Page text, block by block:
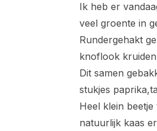
Ik heb er
veel groente in
Rundergehakt
knoflook
Dit samen
stukjes
Heel klein
natuurlijk kaas